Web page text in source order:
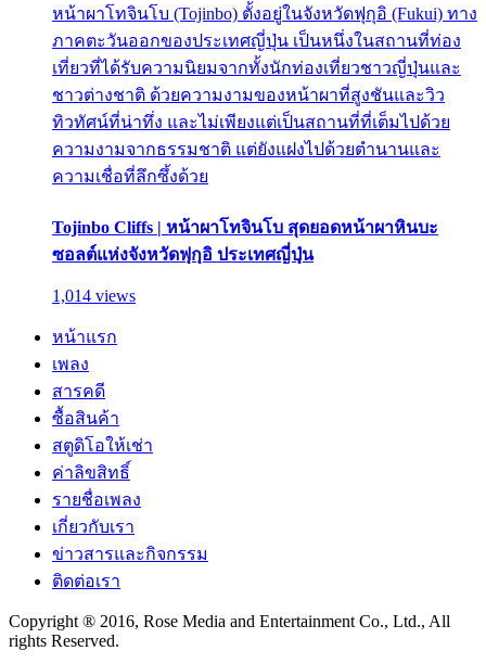
หน้าผาโทจินโบ (Tojinbo) ตั้งอยู่ในจังหวัดฟุกุอิ (Fukui) ทาง
ภาคตะวันออกของประเทศญี่ปุ่น เป็นหนึ่งในสถานที่ท่อง
เที่ยวที่ได้รับความนิยมจากทั้งนักท่องเที่ยวชาวญี่ปุ่นและ
ชาวต่างชาติ ด้วยความงามของหน้าผาที่สูงชันและวิว
ทิวทัศน์ที่น่าทึ่ง และไม่เพียงแต่เป็นสถานที่ที่เต็มไปด้วย
ความงามจากธรรมชาติ แต่ยังแฝงไปด้วยตำนานและ
ความเชื่อที่ลึกซึ้งด้วย
Tojinbo Cliffs | หน้าผาโทจินโบ สุดยอดหน้าผาหินบะ
ซอลต์แห่งจังหวัดฟุกุอิ ประเทศญี่ปุ่น
1,014 views
หน้าแรก
เพลง
สารคดี
ซื้อสินค้า
สตูดิโอให้เช่า
ค่าลิขสิทธิ์
รายชื่อเพลง
เกี่ยวกับเรา
ข่าวสารและกิจกรรม
ติดต่อเรา
Copyright ® 2016, Rose Media and Entertainment Co., Ltd., All
rights Reserved.